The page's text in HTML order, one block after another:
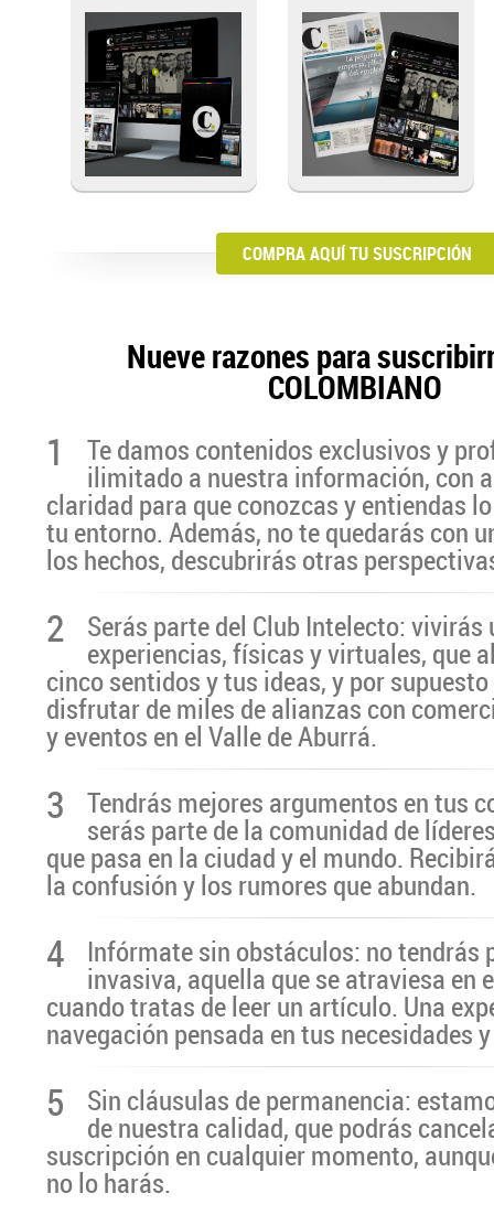
COMPRA AQUÍ TU SUSCRIPCIÓN
Nueve razones para
COLOMBIANO
1 Te damos contenidos exclusivos y
ilimitado a nuestra información, con
claridad para que conozcas y entiendas
tu entorno. Además, no te quedarás con
los hechos, descubrirás otras
2 Serás parte del Club Intelecto: vivirás
experiencias, físicas y virtuales, que
cinco sentidos y tus ideas, y por
disfrutar de miles de alianzas con
y eventos en el Valle de Aburrá.
3 Tendrás mejores argumentos en tus
serás parte de la comunidad de
que pasa en la ciudad y el mundo.
la confusión y los rumores que abundan.
4 Infórmate sin obstáculos: no tendrás
invasiva, aquella que se atraviesa en
cuando tratas de leer un artículo. Una
navegación pensada en tus necesidades
5 Sin cláusulas de permanencia:
de nuestra calidad, que podrás
suscripción en cualquier momento,
no lo harás.